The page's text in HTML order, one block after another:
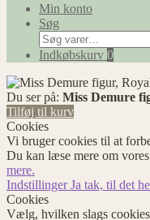
Min konto
Søg
Søg
efter:
Indkøbskurv 0
Du ser på: Miss Demure
Tilføj til kurv
Cookies
Vi bruger cookies til at
Du kan læse mere om
mere.
IndstillingerJa tak, til det
Cookies
Vælg, hvilken slags